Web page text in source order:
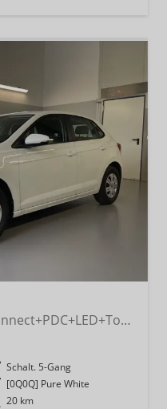
1.0 MPI Sitzheizung+AppConnect+PDC+LED+Touch+Lichtsensor+MultiLenkrad
Schalt. 5-Gang
[0Q0Q] Pure White
20 km